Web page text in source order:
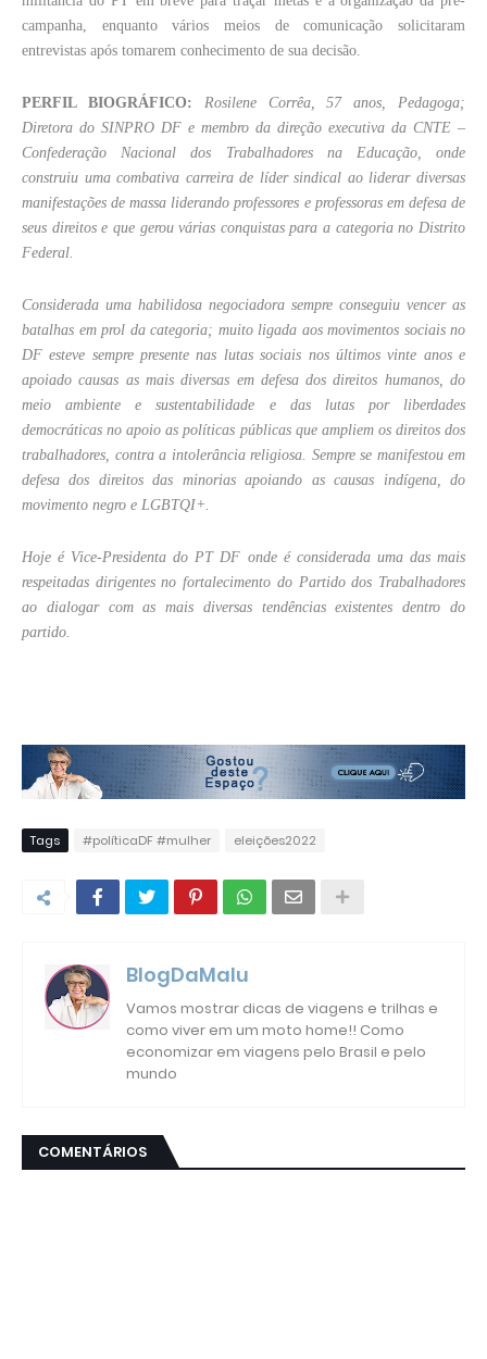
campanha, enquanto vários meios de comunicação solicitaram
entrevistas após tomarem conhecimento de sua decisão.
PERFIL BIOGRÁFICO: Rosilene Corrêa, 57 anos, Pedagoga;
Diretora do SINPRO DF e membro da direção executiva da CNTE –
Confederação Nacional dos Trabalhadores na Educação, onde
construiu uma combativa carreira de líder sindical ao liderar diversas
manifestações de massa liderando professores e professoras em defesa de
seus direitos e que gerou várias conquistas para a categoria no Distrito
Federal.
Considerada uma habilidosa negociadora sempre conseguiu vencer as
batalhas em prol da categoria; muito ligada aos movimentos sociais no
DF esteve sempre presente nas lutas sociais nos últimos vinte anos e
apoiado causas as mais diversas em defesa dos direitos humanos, do
meio ambiente e sustentabilidade e das lutas por liberdades
democráticas no apoio as políticas públicas que ampliem os direitos dos
trabalhadores, contra a intolerância religiosa. Sempre se manifestou em
defesa dos direitos das minorias apoiando as causas indígena, do
movimento negro e LGBTQI+.
Hoje é Vice-Presidenta do PT DF onde é considerada uma das mais
respeitadas dirigentes no fortalecimento do Partido dos Trabalhadores
ao dialogar com as mais diversas tendências existentes dentro do
partido.
Tags #políticaDF #mulher eleições2022
BlogDaMalu
Vamos mostrar dicas de viagens e trilhas e
como viver em um moto home!! Como
economizar em viagens pelo Brasil e pelo
mundo
COMENTÁRIOS